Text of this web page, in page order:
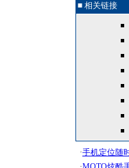
■ 相关链接